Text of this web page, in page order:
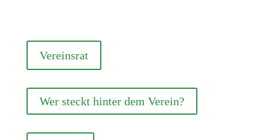
Vereinsrat
Wer steckt hinter dem Verein?